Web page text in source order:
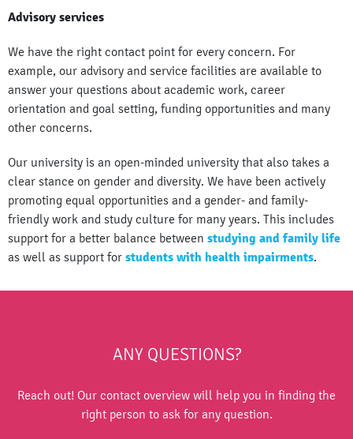
Advisory services
We have the right contact point for every concern. For
example, our advisory and service facilities are available to
answer your questions about academic work, career
orientation and goal setting, funding opportunities and many
other concerns.
Our university is an open-minded university that also takes a
clear stance on gender and diversity. We have been actively
promoting equal opportunities and a gender- and family-
friendly work and study culture for many years. This includes
support for a better balance between studying and family life
as well as support for students with health impairments.
ANY QUESTIONS?
Reach out! Our contact overview will help you in finding the
right person to ask for any question.